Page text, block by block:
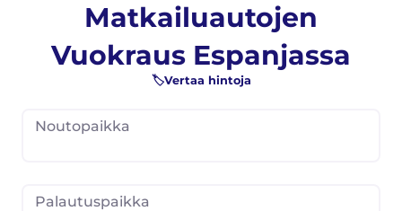
Matkailuautojen
Vuokraus Espanjassa
🏷️Vertaa hintoja
Noutopaikka
Palautuspaikka